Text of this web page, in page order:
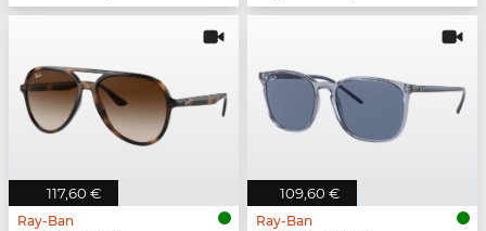
117,60 €
Ray-Ban
109,60 €
Ray-Ban